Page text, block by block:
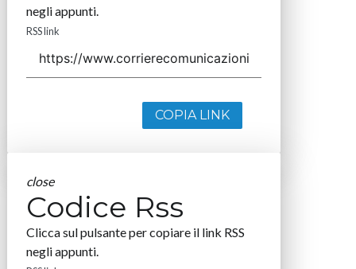
negli appunti.
RSS link
COPIA LINK
close
Codice Rss
Clicca sul pulsante per copiare il link RSS
negli appunti.